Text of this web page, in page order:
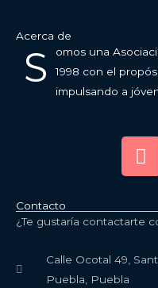
Acerca de
S
omos una
1998 con el
impulsando a
I
n
t
a
r
Contacto
¿Te gustaría contactarte
Calle Ocotal 49,
Puebla, Puebla